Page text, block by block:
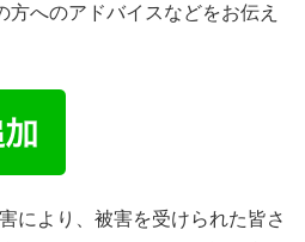
方へのアドバイスなどをお伝え
により、被害を受けられた皆さ